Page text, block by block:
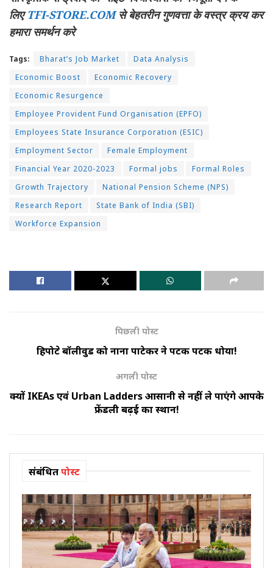
लिएTFI-STORE.COMसे बेहतरीन गुणवत्ता के वस्त्र क्रय कर
हमारा समर्थन करे
Tags: Bharat’s Job Market
Data Analysis
Economic Boost
Economic Recovery
Economic Resurgence
Employee Provident Fund Organisation (EPFO)
Employees State Insurance Corporation (ESIC)
Employment Sector
Female Employment
Financial Year 2020-2023
Formal jobs
Formal Roles
Growth Trajectory
National Pension Scheme (NPS)
Research Report
State Bank of India (SBI)
Workforce Expansion
पिछली पोस्ट
हिपोक्रेट बॉलीवुड को नाना पाटेकर ने पटक पटक धोया!
अगली पोस्ट
क्यों IKEAs एवं Urban Ladders आसानी से नहीं ले पाएंगे आपके
फ्रेंडली बढ़ई का स्थान!
संबंधितपोस्ट